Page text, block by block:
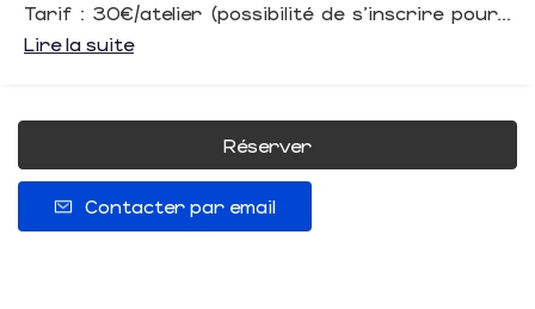
Tarif : 30€/atelier (possibilité de s’inscrire pour...
Lire la suite
Réserver
Contacter par email